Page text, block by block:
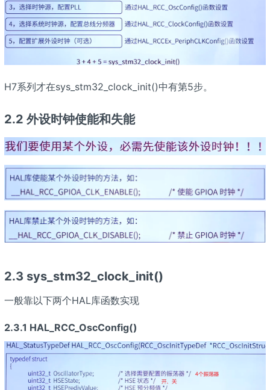
H7系列才在sys_stm32_clock_init()中有第5步。
2.2 外设时钟使能和失能
2.3 sys_stm32_clock_init()
一般靠以下两个HAL库函数实现
2.3.1 HAL_RCC_OscConfig()